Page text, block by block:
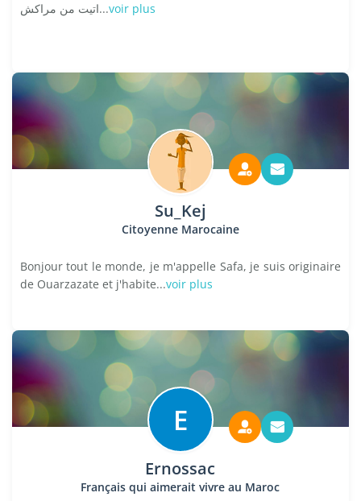
اتيت من مراكش...voir plus
Su_Kej
Citoyenne Marocaine
Bonjour tout le monde, je m'appelle Safa, je suis originaire
de Ouarzazate et j'habite...voir plus
E
Ernossac
Français qui aimerait vivre au Maroc